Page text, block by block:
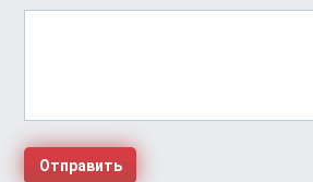
Отправить